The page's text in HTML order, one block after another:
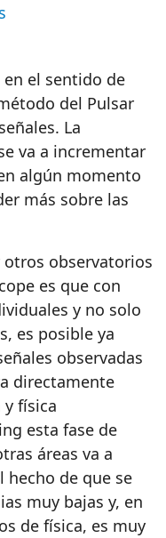
el sentido de
del Pulsar
La
va a incrementar
algún momento
más sobre las
otros observatorios
es que con
y no solo
es posible ya
observadas
directamente
física
esta fase de
áreas va a
hecho de que se
muy bajas y, en
de física, es muy